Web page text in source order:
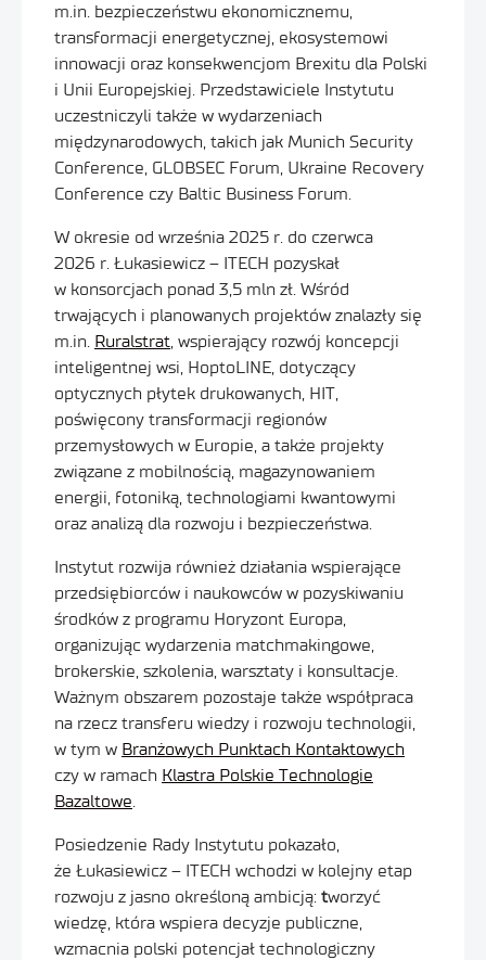
m.in. bezpieczeństwu ekonomicznemu,
transformacji energetycznej, ekosystemowi
innowacji oraz konsekwencjom Brexitu dla Polski
i Unii Europejskiej. Przedstawiciele Instytutu
uczestniczyli także w wydarzeniach
międzynarodowych, takich jak Munich Security
Conference, GLOBSEC Forum, Ukraine Recovery
Conference czy Baltic Business Forum.
W okresie od września 2025 r. do czerwca
2026 r. Łukasiewicz – ITECH pozyskał
w konsorcjach ponad 3,5 mln zł. Wśród
trwających i planowanych projektów znalazły się
m.in. Ruralstrat, wspierający rozwój koncepcji
inteligentnej wsi, HoptoLINE, dotyczący
optycznych płytek drukowanych, HIT,
poświęcony transformacji regionów
przemysłowych w Europie, a także projekty
związane z mobilnością, magazynowaniem
energii, fotoniką, technologiami kwantowymi
oraz analizą dla rozwoju i bezpieczeństwa.
Instytut rozwija również działania wspierające
przedsiębiorców i naukowców w pozyskiwaniu
środków z programu Horyzont Europa,
organizując wydarzenia matchmakingowe,
brokerskie, szkolenia, warsztaty i konsultacje.
Ważnym obszarem pozostaje także współpraca
na rzecz transferu wiedzy i rozwoju technologii,
w tym w Branżowych Punktach Kontaktowych
czy w ramach Klastra Polskie Technologie
Bazaltowe.
Posiedzenie Rady Instytutu pokazało,
że Łukasiewicz – ITECH wchodzi w kolejny etap
rozwoju z jasno określoną ambicją: tworzyć
wiedzę, która wspiera decyzje publiczne,
wzmacnia polski potencjał technologiczny